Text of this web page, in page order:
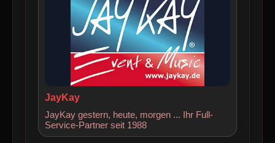
JayKay
JayKay gestern, heute, morgen ... Ihr Full-
Service-Partner seit 1988